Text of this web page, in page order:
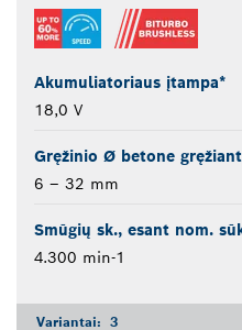
Akumuliatoriaus įtampa*
18,0 V
Gręžinio Ø betone
6 – 32 mm
Smūgių sk., esant nom.
4.300 min-1
Variantai: 3